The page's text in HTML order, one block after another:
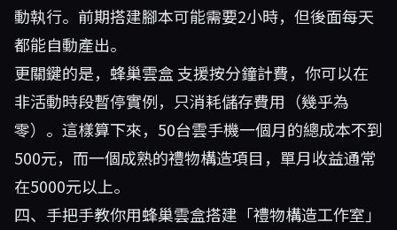
動執行。前期搭建腳本可能需要2小時，但後面每天
都能自動產出。
更關鍵的是， 蜂巢雲盒支援按分鐘計費，你可以在
非活動時段暫停實例，只消耗儲存費用（幾乎為
零）。這樣算下來，50台雲手機一個月的總成本不到
500元，而一個成熟的禮物構造項目，單月收益通常
在5000元以上。
四、手把手教你用蜂巢雲盒搭建「禮物構造工作室」